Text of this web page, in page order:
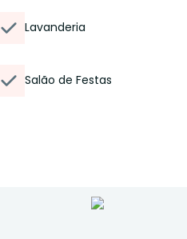
Lavanderia
Salão de Festas